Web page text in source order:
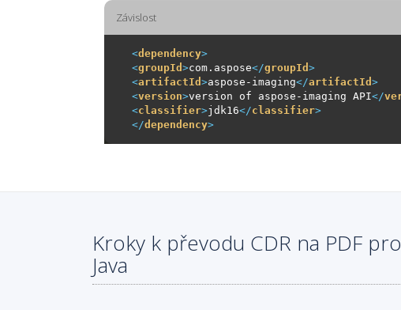
Závislost
<dependency>
<groupId >com.aspose</groupId >
<artifactId >aspose-imaging</artifactId >
<version>version of aspose-imaging API</
<classifier>jdk16</classifier>
</dependency>
Kroky k převodu CDR na PDF
Java